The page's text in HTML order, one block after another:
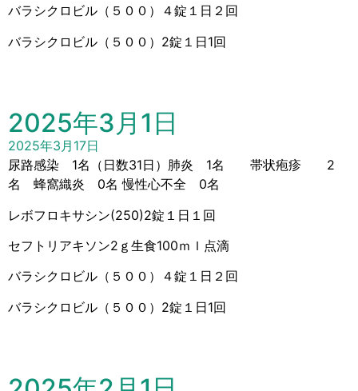
バラシクロビル（５００）４錠１日２回
バラシクロビル（５００）2錠１日1回
2025年3月1日
2025年3月17日
尿路感染 1名（日数31日）肺炎 1名 帯状疱疹 2
名 蜂窩織炎 0名 慢性心不全 0名
レボフロキサシン(250)2錠１日１回
セフトリアキソン2ｇ生食100ｍｌ点滴
バラシクロビル（５００）４錠１日２回
バラシクロビル（５００）2錠１日1回